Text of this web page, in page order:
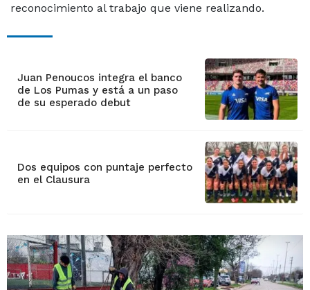
reconocimiento al trabajo que viene realizando.
Juan Penoucos integra el banco
de Los Pumas y está a un paso
de su esperado debut
Dos equipos con puntaje perfecto
en el Clausura